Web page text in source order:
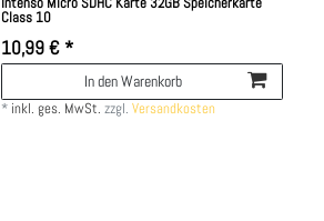
Intenso Micro SDHC Karte 32GB Speicherkarte
Class 10
10,99 € *
In den Warenkorb
* inkl. ges. MwSt. zzgl.Versandkosten